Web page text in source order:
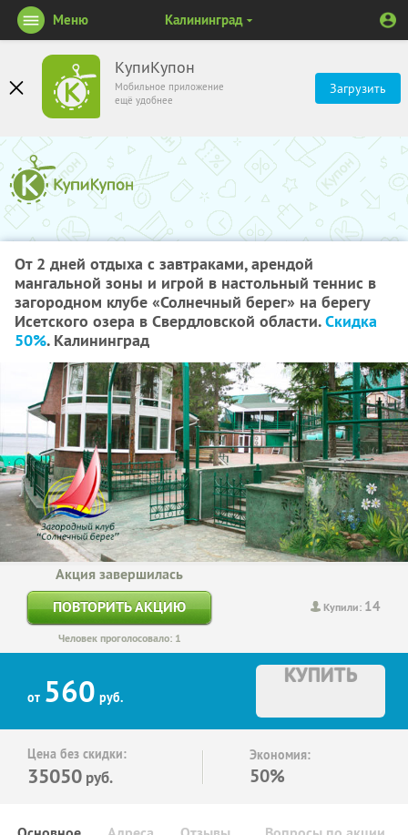
КупиКупон
Мобильное приложение
ещё удобнее
Загрузить
Меню Калининград
От 2 дней отдыха с завтраками, арендой
мангальной зоны и игрой в настольный теннис в
загородном клубе «Солнечный берег» на берегу
Исетского озера в Свердловской области.Скидка
50%. Калининград
Купили: 14
Акция завершилась
ПОВТОРИТЬ АКЦИЮ
Человек проголосовало: 1
от 560 руб.
КУПИТЬ
Цена без скидки:
35050 руб.
Экономия:
50%